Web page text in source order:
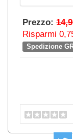
Prezzo:
Risparmi
Spedizione